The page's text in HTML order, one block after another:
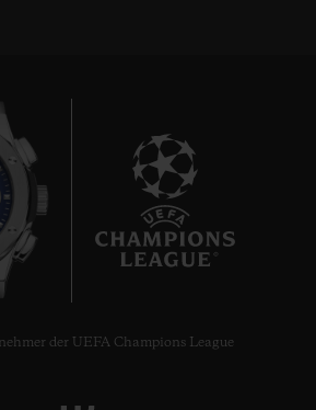
der UEFA Champions League